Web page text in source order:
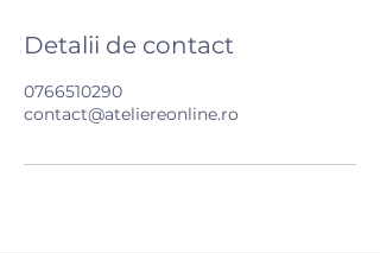
Detalii de contact
0766510290
contact@ateliereonline.ro